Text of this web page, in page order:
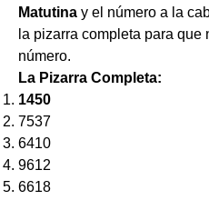
Matutina y el número a la
la pizarra completa para que
número.
La Pizarra Completa:
1450
7537
6410
9612
6618